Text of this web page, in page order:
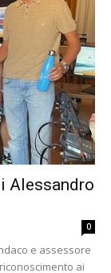
Alessandro
0
e assessore
ai